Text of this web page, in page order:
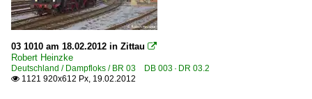
DB VT 08 · BR 608
DR VT 2.09 · DR 171 · DR 172 · BR 771 · BR 772
DRG SVT 137 · DR 183 · DR VT 04.1 Schnelltriebwagen
03 1010 am 18.02.2012 in Zittau 
Robert Heinzke
Deutschland / Dampfloks / BR 03 DB 003 · DR 03.2
 1121 920x612 Px, 19.02.2012